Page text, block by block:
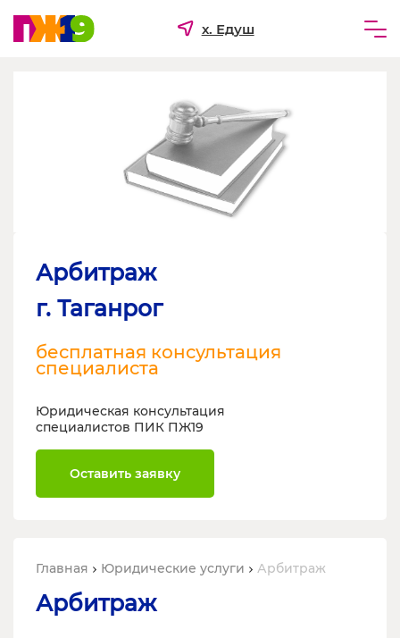
х. Едуш
Для ТСЖ и УК
О компании
Арбитраж
г. Таганрог
бесплатная консультация
специалиста
Юридическая консультация
специалистов ПИК ПЖ19
Оставить заявку
Главная Юридические услуги Арбитраж
Арбитраж